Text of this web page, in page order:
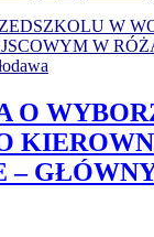
W
W
O
–